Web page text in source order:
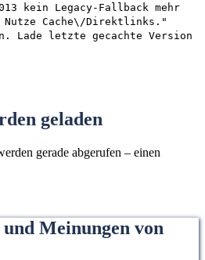
kein Legacy-Fallback mehr
Nutze Cache\/Direktlinks."
Lade letzte gecachte Version
geladen
gerade abgerufen – einen
Meinungen von